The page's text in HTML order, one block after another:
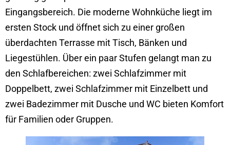
Eingangsbereich. Die moderne Wohnküche liegt im
ersten Stock und öffnet sich zu einer großen
überdachten Terrasse mit Tisch, Bänken und
Liegestühlen. Über ein paar Stufen gelangt man zu
den Schlafbereichen: zwei Schlafzimmer mit
Doppelbett, zwei Schlafzimmer mit Einzelbett und
zwei Badezimmer mit Dusche und WC bieten Komfort
für Familien oder Gruppen.